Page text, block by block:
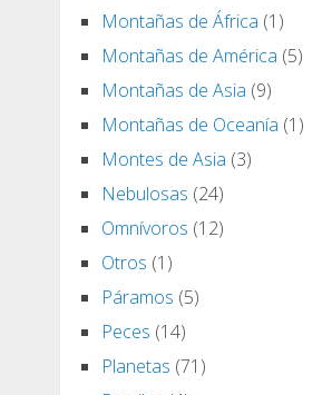
Montañas de África (1)
Montañas de América (5)
Montañas de Asia (9)
Montañas de Oceanía (1)
Montes de Asia (3)
Nebulosas (24)
Omnívoros (12)
Otros (1)
Páramos (5)
Peces (14)
Planetas (71)